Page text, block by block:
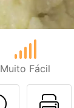
Muito Fácil